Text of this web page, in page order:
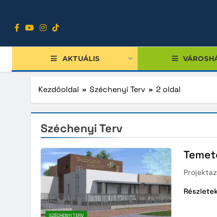
tartalomra
AKTUÁLIS
Kezdőoldal Széchenyi Terv 2 oldal
Széchenyi Terv
SZÉCHENYI TERV